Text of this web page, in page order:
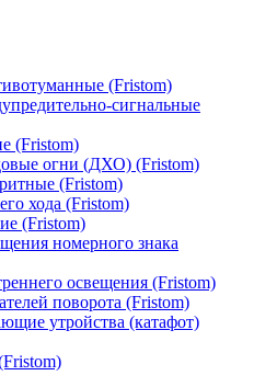
(Fristom)
сигнальные
(Fristom)
огни (ДХО) (Fristom)
(Fristom)
хода (Fristom)
(Fristom)
номерного знака
освещения (Fristom)
поворота (Fristom)
утройства (катафот)